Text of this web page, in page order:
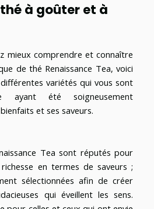
à goûter et à
mieux comprendre et connaître
de thé Renaissance Tea, voici
variétés qui vous sont
ayant été soigneusement
et ses saveurs.
Tea sont réputés pour
en termes de saveurs ;
sélectionnées afin de créer
qui éveillent les sens.